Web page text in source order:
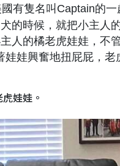
有隻名叫Captain的
的時候，就把小主人
人的橘老虎娃娃，不
娃興奮地扭屁屁，老
娃娃。